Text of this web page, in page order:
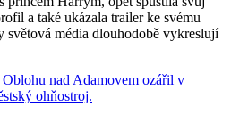
a také ukázala trailer ke svému
světová média dlouhodobě vykreslují